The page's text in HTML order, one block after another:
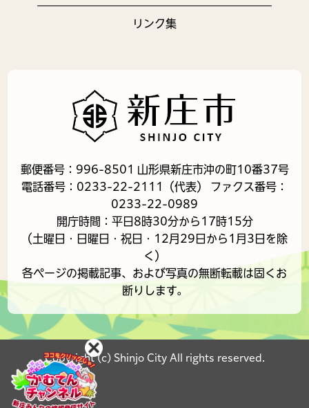
リンク集
郵便番号：996-8501 山形県新庄市沖の町10番37号
電話番号：0233-22-2111（代表） ファクス番号：
0233-22-0989
開庁時間：平日8時30分から17時15分
（土曜日・日曜日・祝日・12月29日から1月3日を除
く）
各ページの掲載記事、および写真の無断転載は固くお
断りします。
Copyright (c) Shinjo City All rights reserved.